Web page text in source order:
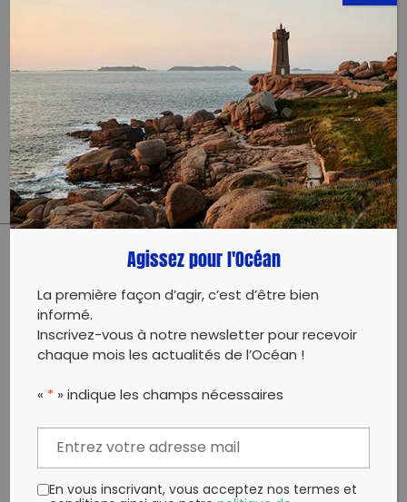
80ÈME SESSION DE L’ASSEMBLÉE GÉNÉRALE DES
TERMINÉE
New York
09 septembre 2025 au 23
septembre 2025
PARTAGER CET ARTICLE:
Partager sur Facebook
Partager sur
Copy to clipboard
Agissez pour l'Océan
La première façon d’agir, c’est d’être bien
informé.
Inscrivez-vous à notre newsletter pour recevoir
chaque mois les actualités de l’Océan !
« * » indique les champs nécessaires
En vous inscrivant, vous acceptez nos termes et